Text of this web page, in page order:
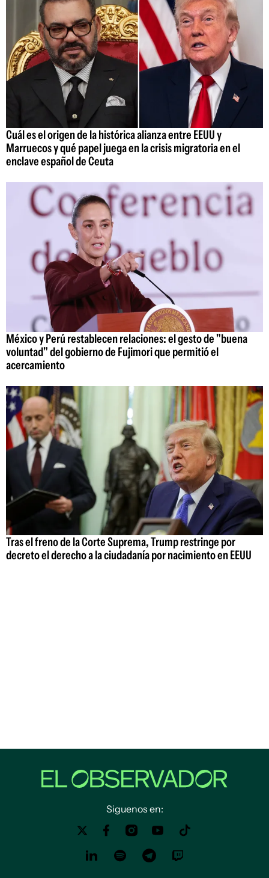
Cuál es el origen de la histórica alianza entre EEUU y
Marruecos y qué papel juega en la crisis migratoria en el
enclave español de Ceuta
México y Perú restablecen relaciones: el gesto de "buena
voluntad" del gobierno de Fujimori que permitió el
acercamiento
Tras el freno de la Corte Suprema, Trump restringe por
decreto el derecho a la ciudadanía por nacimiento en EEUU
Siguenos en: